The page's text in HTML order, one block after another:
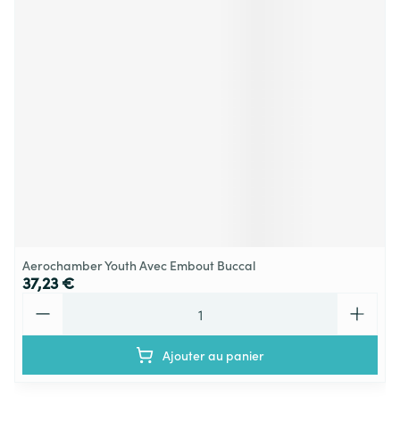
Aerochamber Youth Avec Embout Buccal
37,23 €
Ajouter au panier